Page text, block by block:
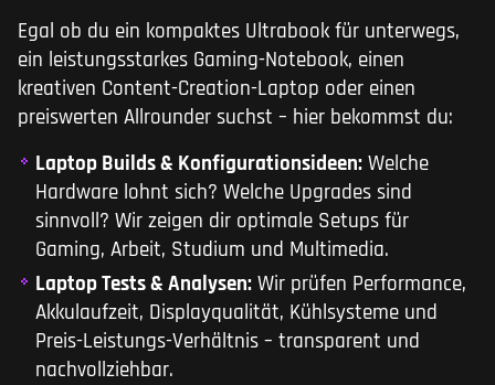
Egal ob du ein kompaktes Ultrabook für unterwegs,
ein leistungsstarkes Gaming-Notebook, einen
kreativen Content-Creation-Laptop oder einen
preiswerten Allrounder suchst – hier bekommst du:
Laptop Builds & Konfigurationsideen: Welche
Hardware lohnt sich? Welche Upgrades sind
sinnvoll? Wir zeigen dir optimale Setups für
Gaming, Arbeit, Studium und Multimedia.
Laptop Tests & Analysen: Wir prüfen Performance,
Akkulaufzeit, Displayqualität, Kühlsysteme und
Preis-Leistungs-Verhältnis – transparent und
nachvollziehbar.